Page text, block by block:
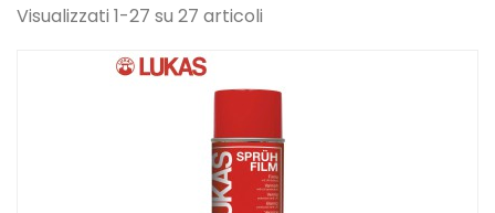
Visualizzati 1-27 su 27 articoli